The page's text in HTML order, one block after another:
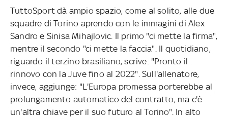
TuttoSport dà ampio spazio, come al solito, alle due
squadre di Torino aprendo con le immagini di Alex
Sandro e Sinisa Mihajlovic. Il primo "ci mette la firma",
mentre il secondo "ci mette la faccia". Il quotidiano,
riguardo il terzino brasiliano, scrive: "Pronto il
rinnovo con la Juve fino al 2022". Sull'allenatore,
invece, aggiunge: "L'Europa promessa porterebbe al
prolungamento automatico del contratto, ma c'è
un'altra chiave per il suo futuro al Torino". In alto